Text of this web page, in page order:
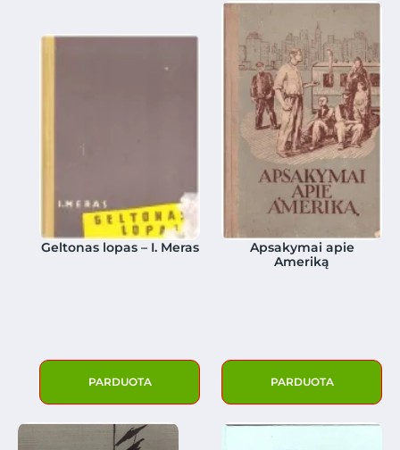
Geltonas lopas – I. Meras
PARDUOTA
Apsakymai apie
Ameriką
PARDUOTA